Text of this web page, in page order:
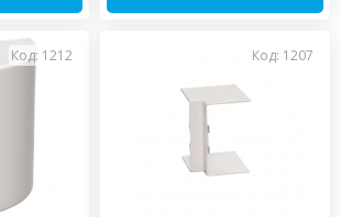
Код: 1212 Код: 1207